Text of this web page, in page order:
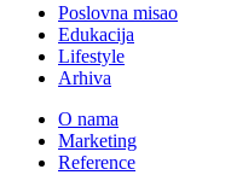
Poslovna misao
Edukacija
Lifestyle
Arhiva
O nama
Marketing
Reference